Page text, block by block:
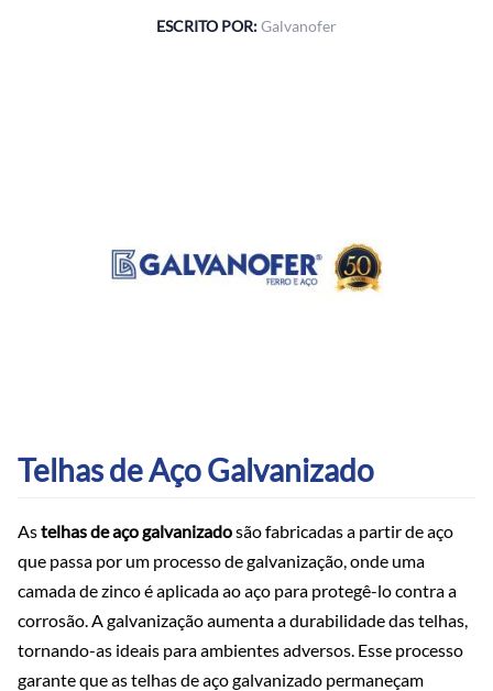
ESCRITO POR:Galvanofer
Telhas de Aço Galvanizado
Astelhas de aço galvanizadosão fabricadas a partir de aço
que passa por um processo de galvanização, onde uma
camada de zinco é aplicada ao aço para protegê-lo contra a
corrosão. A galvanização aumenta a durabilidade das telhas,
tornando-as ideais para ambientes adversos. Esse processo
garante que as telhas de aço galvanizado permaneçam